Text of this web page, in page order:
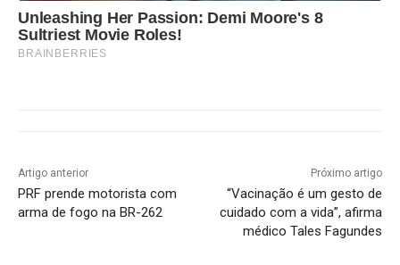
Unleashing Her Passion: Demi Moore's 8
Sultriest Movie Roles!
BRAINBERRIES
Artigo anterior
PRF prende motorista com
arma de fogo na BR-262
Próximo artigo
“Vacinação é um gesto de
cuidado com a vida”, afirma
médico Tales Fagundes